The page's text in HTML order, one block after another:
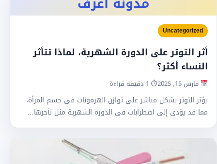
Uncategorized
أثر التوتر على الدورة الشهرية، لماذا تتأثر
النساء أكثر؟
مارس 15, 2025 ⏱ 1 دقيقة قراءة
يؤثر التوتر بشكل مباشر على توازن الهرمونات في جسم المرأة،
مما قد يؤدي إلى اضطرابات في الدورة الشهرية مثل تأخرها…